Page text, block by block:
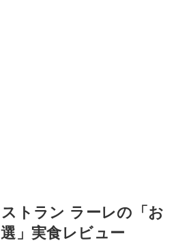
トラン ラーレの「お
」実食レビュー